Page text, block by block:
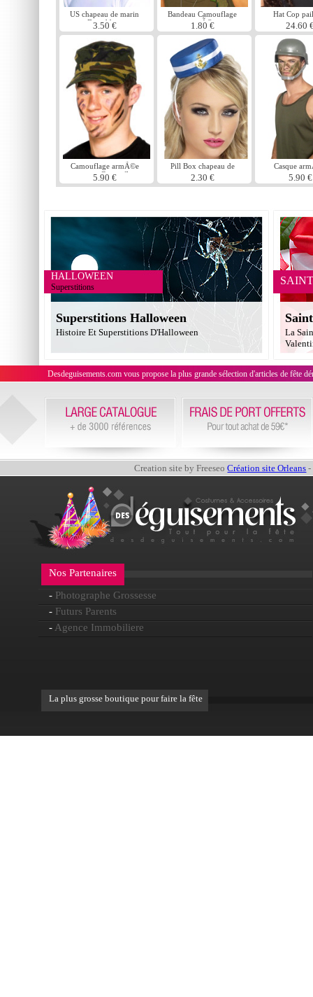
US chapeau de marin
Doughboy
3.50 €
Bandeau Camouflage
armÃ©e
1.80 €
Hat Cop
24.60
Camouflage armÃ©e
casquette Camouflage
5.90 €
Pill Box chapeau de
marin
2.30 €
Casque
5.90 €
HALLOWEEN
Superstitions
Superstitions Halloween
Histoire Et Superstitions D'Halloween
La
Desdeguisements.com vous propose la plus grande sélection d'articles de fête
Creation site by FreeseoCréation site Orleans -
Nos Partenaires
- Photographe Grossesse
- Futurs Parents
- Agence Immobiliere
La plus grosse boutique pour faire la fête